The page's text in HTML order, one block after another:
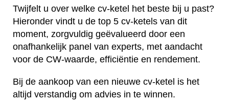
Twijfelt u over welke cv-ketel het beste bij u past?
Hieronder vindt u de top 5 cv-ketels van dit
moment, zorgvuldig geëvalueerd door een
onafhankelijk panel van experts, met aandacht
voor de CW-waarde, efficiëntie en rendement.
Bij de aankoop van een nieuwe cv-ketel is het
altijd verstandig om advies in te winnen.